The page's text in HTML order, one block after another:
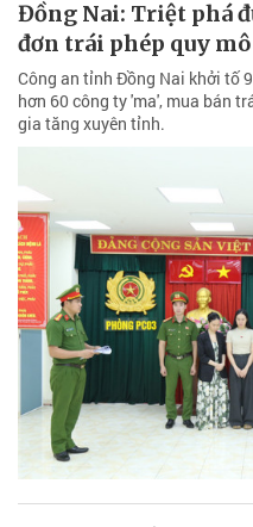
Đồng Nai: Triệt phá
đơn trái phép quy
Công an tỉnh Đồng Nai khởi tố
hơn 60 công ty 'ma', mua bán
gia tăng xuyên tỉnh.